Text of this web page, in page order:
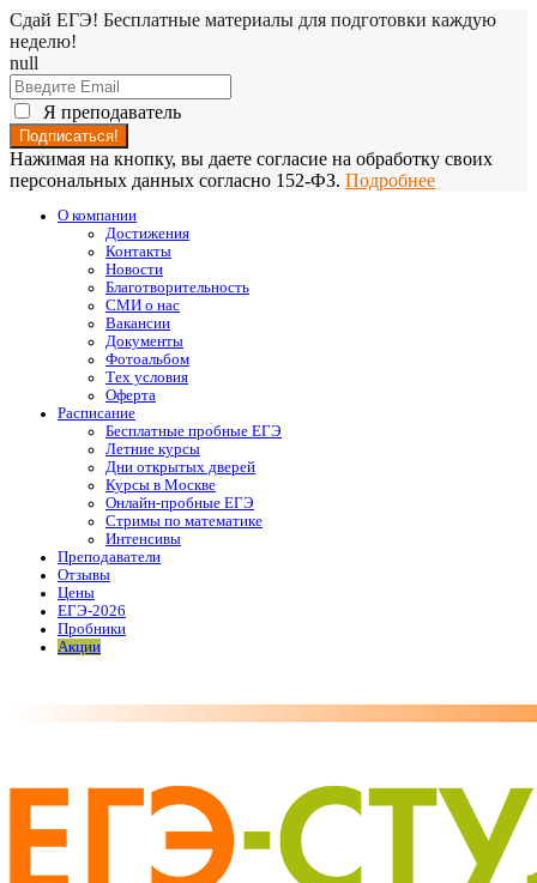
Сдай ЕГЭ! Бесплатные материалы для подготовки каждую
неделю!
null
Я преподаватель
Нажимая на кнопку, вы даете согласие на обработку своих
персональных данных согласно 152-ФЗ. Подробнее
О компании
Достижения
Контакты
Новости
Благотворительность
СМИ о нас
Вакансии
Документы
Фотоальбом
Тех условия
Оферта
Расписание
Бесплатные пробные ЕГЭ
Летние курсы
Дни открытых дверей
Курсы в Москве
Онлайн-пробные ЕГЭ
Стримы по математике
Интенсивы
Преподаватели
Отзывы
Цены
ЕГЭ-2026
Пробники
Акции